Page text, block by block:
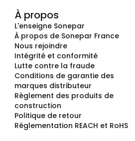
À propos
L'enseigne Sonepar
À propos de Sonepar France
Nous rejoindre
Intégrité et conformité
Lutte contre la fraude
Conditions de garantie des
marques distributeur
Règlement des produits de
construction
Politique de retour
Réglementation REACH et RoHS